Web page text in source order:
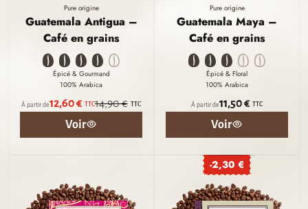
Pure origine
Guatemala Antigua –
Café en grains
Épicé & Gourmand
100% Arabica
À partir de12,60 € TTC14,90 € TTC
Voir
Pure origine
Guatemala Maya –
Café en grains
Épicé & Floral
100% Arabica
À partir de11,50 € TTC
Voir
-2,30 €